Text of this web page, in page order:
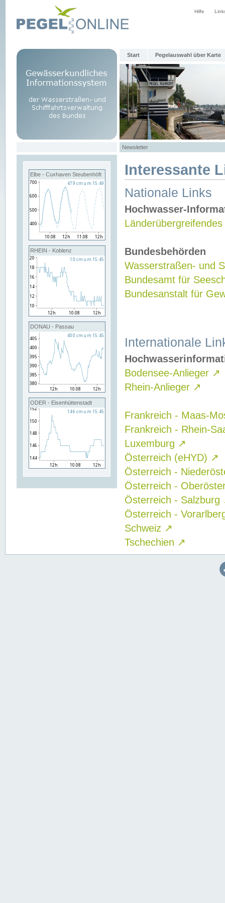
Hilfe
Start Pegelauswahl über Karte
Newsletter
Elbe - Cuxhaven Steubenhöft
RHEIN - Koblenz
DONAU - Passau
ODER - Eisenhüttenstadt
Interessante
Nationale Links
Hochwasser-
Bundesbehörden
Wasserstraßen- und
Bundesamt für
Bundesanstalt für
Internationale
Bodensee-Anlieger ↗
Rhein-Anlieger ↗
Frankreich - Maas-
Frankreich - Rhein-
Luxemburg ↗
Österreich (eHYD) ↗
Österreich -
Österreich -
Österreich - Salzburg
Österreich -
Schweiz ↗
Tschechien ↗